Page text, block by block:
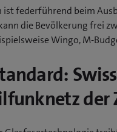
ist federführend beim
die Bevölkerung frei
Wingo, M-
der